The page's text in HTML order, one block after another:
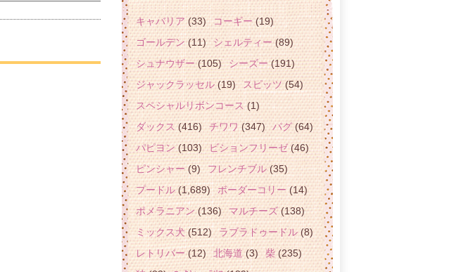
キャバリア(33) コーギー(19)
ゴールデン(11) シェルティー(89)
シュナウザー(105) シーズー(191)
ジャックラッセル(19) スピッツ(54)
スペシャルリボンコース(1)
ダックス (416) チワワ(347) パグ(64)
パピヨン(103) ビションフリーゼ(46)
ピンシャー(9) フレンチブル(35)
プードル(1,689) ボーダーコリー(14)
ポメラニアン(136) マルチーズ(138)
ミックス犬(512) ラブラドゥードル (8)
レトリバー(12) 北海道(3) 柴(235)